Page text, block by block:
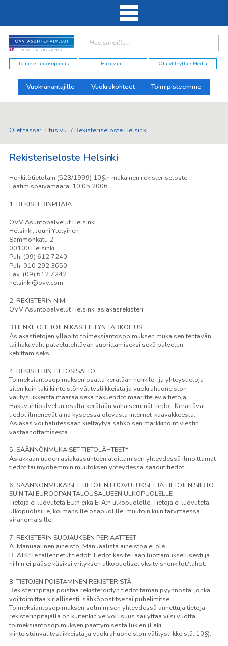
Toimeksiantosopimus Hakuvahti Ota yhteyttä / Media
Vuokranantajille Vuokrakohteet Toimipisteemme
Olet tässä: Etusivu /Rekisteriseloste Helsinki
Rekisteriseloste Helsinki
Henkilötietolain (523/1999) 10§:n mukainen rekisteriseloste.
Laatimispäivämäärä: 10.05.2006
1. REKISTERINPITÄJÄ
OVV Asuntopalvelut Helsinki
Helsinki, Jouni Yletyinen
Sammonkatu 2
00100 Helsinki
Puh. (09) 612 7240
Puh. 010 292 3650
Fax. (09) 612 7242
helsinki@ovv.com
2. REKISTERIN NIMI
OVV Asuntopalvelut Helsinki asiakasrekisteri
3.HENKILÖTIETÖJEN KÄSITTELYN TARKOITUS
Asiakastietojen ylläpito toimeksiantosopimuksen mukaisen tehtävän
tai hakuvahtipalvelutehtävän suorittamiseksi sekä palvelun
kehittämiseksi.
4. REKISTERIN TIETOSISÄLTÖ
Toimeksiantosopimuksen osalta kerätään henkilö- ja yhteystietoja
siten kuin laki kiinteistönvälitysliikkeistä ja vuokrahuoneiston
välitysliikkeistä määrää sekä hakuehdot määritteleviä tietoja.
Hakuvahtipalvelun osalta kerätään vähäisemmät tiedot. Kerättävät
tiedot ilmenevät aina kyseessä olevasta internet-kaavakkeesta.
Asiakas voi halutessaan kieltäytyä sähköisen markkinointiviestin
vastaanottamisesta.
5. SÄÄNNÖNMUKAISET TIETOLÄHTEET*
Asiakkaan uuden asiakassuhteen aloittamisen yhteydessä ilmoittamat
tiedot tai myöhemmin muutoksen yhteydessä saadut tiedot.
6. SÄÄNNÖNMUKAISET TIETOJEN LUOVUTUKSET JA TIETOJEN SIIRTO
EU:N TAI EUROOPAN TALOUSALUEEN ULKOPUOLELLE
Tietoja ei luovuteta EU:n eikä ETA:n ulkopuolelle. Tietoja ei luovuteta
ulkopuolisille, kolmansille osapuolille, muutoin kuin tarvittaessa
viranomaisille.
7. REKISTERIN SUOJAUKSEN PERIAATTEET
A. Manuaalinen aineisto: Manuaalista aineistoa ei ole
B. ATK:lle tallennetut tiedot: Tiedot käsitellään luottamuksellisesti ja
niihin ei pääse käsiksi yrityksen ulkopuoliset yksityishenkilöt/tahot.
8. TIETOJEN POISTAMINEN REKISTERISTÄ
Rekisterinpitäjä poistaa rekisteröidyn tiedot tämän pyynnöstä, jonka
voi toimittaa kirjallisesti, sähköpostitse tai puhelimitse.
Toimeksiantosopimuksen solmimisen yhteydessä annettuja tietoja
rekisterinpitäjällä on kuitenkin velvollisuus säilyttää viisi vuotta
toimeksiantosopimuksen päättymisestä lukien (Laki
kiinteistönvälitysliikkeistä ja vuokrahuoneiston välitysliikkeistä, 10§).